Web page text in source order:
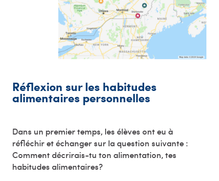
Réflexion sur les habitudes
alimentaires personnelles
Dans un premier temps, les élèves ont eu à
réfléchir et échanger sur la question suivante :
Comment décrirais-tu ton alimentation, tes
habitudes alimentaires?